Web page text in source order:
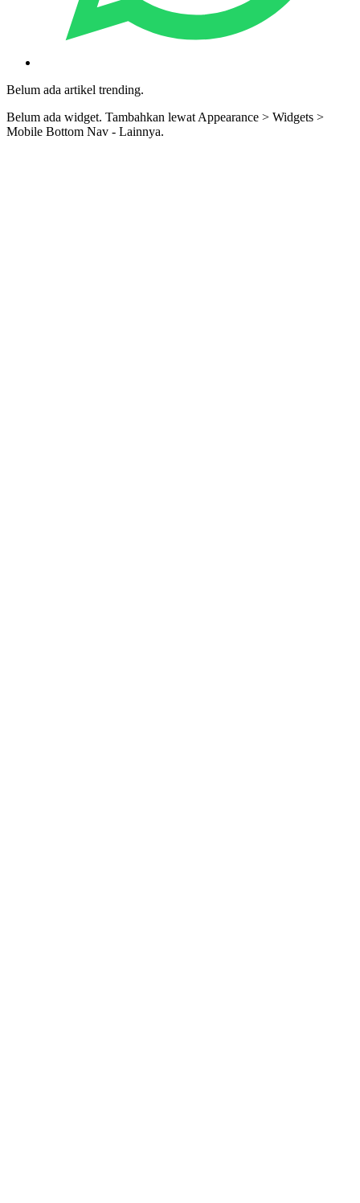
Belum ada artikel trending.
Belum ada widget. Tambahkan lewat Appearance > Widgets >
Mobile Bottom Nav - Lainnya.